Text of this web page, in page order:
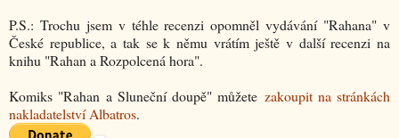
P.S.: Trochu jsem v téhle recenzi opomněl vydávání "Rahana" v
České republice, a tak se k němu vrátím ještě v další recenzi na
knihu "Rahan a Rozpolcená hora".
Komiks "Rahan a Sluneční doupě" můžete zakoupit na stránkách
nakladatelství Albatros.